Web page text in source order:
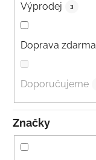
Výprodej 3
Doprava zdarma
Doporučujeme
Značky